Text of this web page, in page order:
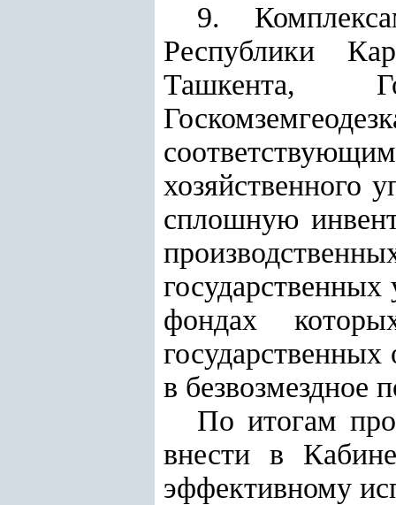
9.
Республики
Ташкента,
хозяйственного
сплошную
фондах
в безвозмездное
По итогам
внести в
эффективному